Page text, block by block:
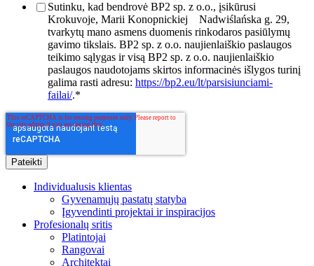
Sutinku, kad bendrovė BP2 sp. z o.o., įsikūrusi
Krokuvoje, Marii Konopnickiej
Nadwiślańska g. 29,
tvarkytų mano asmens duomenis rinkodaros pasiūlymų
gavimo tikslais. BP2 sp. z o.o. naujienlaiškio paslaugos
teikimo sąlygas ir visą BP2 sp. z o.o. naujienlaiškio
paslaugos naudotojams skirtos informacinės išlygos turinį
galima rasti adresu: https://bp2.eu/lt/parsisiunciami-
failai/.*
Individualusis klientas
Gyvenamųjų pastatų statyba
Įgyvendinti projektai ir inspiracijos
Profesionalų sritis
Platintojai
Rangovai
Architektai